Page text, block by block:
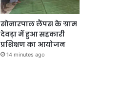
सोनारपाल लैंपस के ग्राम
देवड़ा में हुआ सहकारी
प्रशिक्षण का आयोजन
14 minutes ago